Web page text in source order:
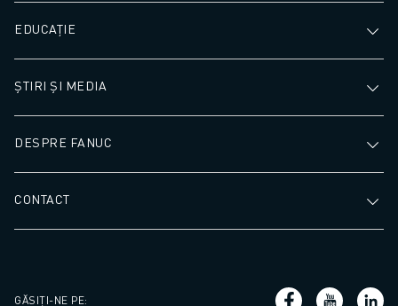
EDUCAȚIE
ȘTIRI ȘI MEDIA
DESPRE FANUC
CONTACT
GĂSIȚI-NE PE: